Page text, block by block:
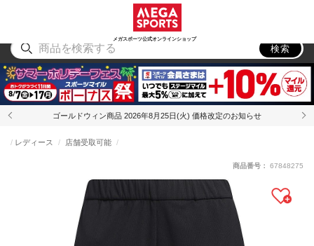
メガスポーツ公式オンラインショップ
アウトドア
検索
ゴールドウィン商品 2026年8月25日(火) 価格改定のお知らせ
レディース 店舗受取可能
商品番号： 67848275